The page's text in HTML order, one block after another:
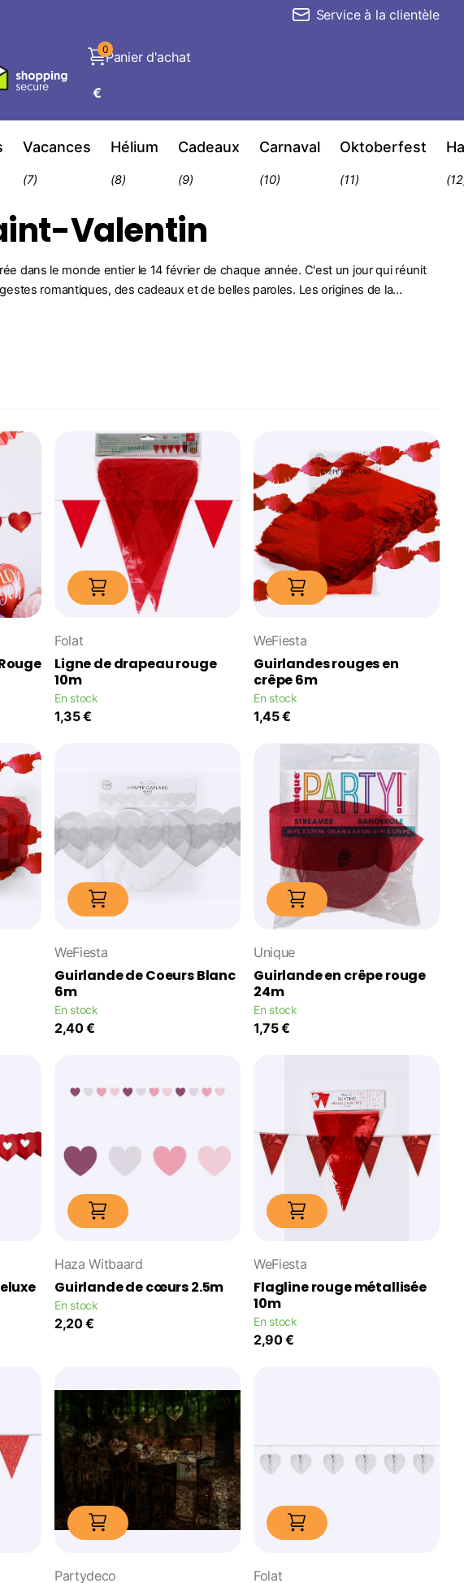
Service à la clientèle
Panier d'achat
0
€
Vacances
(7)
Hélium
(8)
Cadeaux
(9)
Carnaval
(10)
Oktoberfest
(11)
Valentin
dans le monde entier le 14 février de chaque année. C'est un jour qui réunit
romantiques, des cadeaux et de belles paroles. Les origines de la...
Folat
Ligne de drapeau rouge
10m
En stock
1,35 €
WeFiesta
Guirlandes rouges en
crêpe 6m
En stock
1,45 €
WeFiesta
Guirlande de Coeurs Blanc
6m
En stock
2,40 €
Unique
Guirlande en crêpe rouge
24m
En stock
1,75 €
Haza Witbaard
Guirlande de cœurs 2.5m
En stock
2,20 €
WeFiesta
Flagline rouge métallisée
10m
En stock
2,90 €
Partydeco Folat